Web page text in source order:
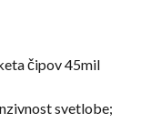
čipov 45mil
svetlobe;